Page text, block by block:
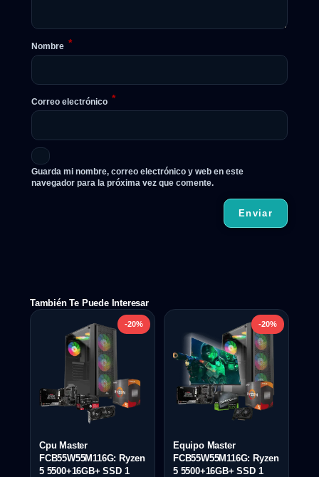
Nombre *
Correo electrónico *
Guarda mi nombre, correo electrónico y web en este
navegador para la próxima vez que comente.
También Te Puede Interesar
-20%
Cpu Master
FCB55W55M116G: Ryzen
5 5500+16GB+ SSD 1
-20%
Equipo Master
FCB55W55M116G: Ryzen
5 5500+16GB+ SSD 1